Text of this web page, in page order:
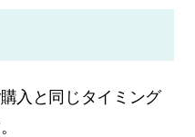
入と同じタイミング